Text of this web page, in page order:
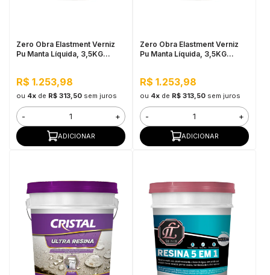
Zero Obra Elastment Verniz
Pu Manta Líquida, 3,5KG
Limpeza
R$ 1.253,98
ou 4xde R$ 313,50 sem juros
- +
ADICIONAR
Zero Obra Elastment Verniz
Pu Manta Líquida, 3,5KG
Limpeza
R$ 1.253,98
ou 4xde R$ 313,50 sem juros
- +
ADICIONAR